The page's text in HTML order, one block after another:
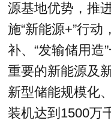
源基地优势，推
施“新能源+”行动
补、“发输储用造
重要的新能源及
新型储能规模化
装机达到1500万